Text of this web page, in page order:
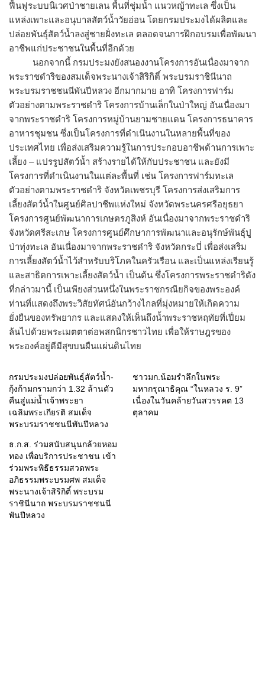
ฟื้นฟูระบบนิเวศป่าชายเลน พื้นที่ชุ่มน้ำ แนวหญ้าทะเล ซึ่งเป็น
แหล่งเพาะและอนุบาลสัตว์น้ำวัยอ่อน โดยกรมประมงได้ผลิตและ
ปล่อยพันธุ์สัตว์น้ำลงสู่ชายฝั่งทะเล ตลอดจนการฝึกอบรมเพื่อพัฒนา
อาชีพแก่ประชาชนในพื้นที่อีกด้วย
นอกจากนี้ กรมประมงยังสนองงานโครงการอันเนื่องมาจาก
พระราชดำริของสมเด็จพระนางเจ้าสิริกิติ์ พระบรมราชินีนาถ
พระบรมราชชนนีพันปีหลวง อีกมากมาย อาทิ โครงการฟาร์ม
ตัวอย่างตามพระราชดำริ โครงการบ้านเล็กในป่าใหญ่ อันเนื่องมา
จากพระราชดำริ โครงการหมู่บ้านยามชายแดน โครงการธนาคาร
อาหารชุมชน ซึ่งเป็นโครงการที่ดำเนินงานในหลายพื้นที่ของ
ประเทศไทย เพื่อส่งเสริมความรู้ในการประกอบอาชีพด้านการเพาะ
เลี้ยง – แปรรูปสัตว์น้ำ สร้างรายได้ให้กับประชาชน และยังมี
โครงการที่ดำเนินงานในแต่ละพื้นที่ เช่น โครงการฟาร์มทะเล
ตัวอย่างตามพระราชดำริ จังหวัดเพชรบุรี โครงการส่งเสริมการ
เลี้ยงสัตว์น้ำในศูนย์ศิลปาชีพแห่งใหม่ จังหวัดพระนครศรีอยุธยา
โครงการศูนย์พัฒนาการเกษตรภูสิงห์ อันเนื่องมาจากพระราชดำริ
จังหวัดศรีสะเกษ โครงการศูนย์ศึกษาการพัฒนาและอนุรักษ์พันธุ์ปู
ป่าทุ่งทะเล อันเนื่องมาจากพระราชดำริ จังหวัดกระบี่ เพื่อส่งเสริม
การเลี้ยงสัตว์น้ำไว้สำหรับบริโภคในครัวเรือน และเป็นแหล่งเรียนรู้
และสาธิตการเพาะเลี้ยงสัตว์น้ำ เป็นต้น ซึ่งโครงการพระราชดำริดัง
ที่กล่าวมานี้ เป็นเพียงส่วนหนึ่งในพระราชกรณียกิจของพระองค์
ท่านที่แสดงถึงพระวิสัยทัศน์อันกว้างไกลที่มุ่งหมายให้เกิดความ
ยั่งยืนของทรัพยากร และแสดงให้เห็นถึงน้ำพระราชหฤทัยที่เปี่ยม
ล้นไปด้วยพระเมตตาต่อพสกนิกรชาวไทย เพื่อให้ราษฎรของ
พระองค์อยู่ดีมีสุขบนผืนแผ่นดินไทย
กรมประมงปล่อยพันธุ์สัตว์น้ำ-
กุ้งก้ามกรามกว่า 1.32 ล้านตัว
คืนสู่แม่นํ้าเจ้าพระยา
เฉลิมพระเกียรติ สมเด็จ
พระบรมราชชนนีพันปีหลวง
ชาวมก.น้อมรำลึกในพระ
มหากรุณาธิคุณ “ในหลวง ร. 9”
เนื่องในวันคล้ายวันสวรรคต 13
ตุลาคม
ธ.ก.ส. ร่วมสนับสนุนกล้วยหอม
ทอง เพื่อบริการประชาชน เข้า
ร่วมพระพิธีธรรมสวดพระ
อภิธรรมพระบรมศพ สมเด็จ
พระนางเจ้าสิริกิติ์ พระบรม
ราชินีนาถ พระบรมราชชนนี
พันปีหลวง